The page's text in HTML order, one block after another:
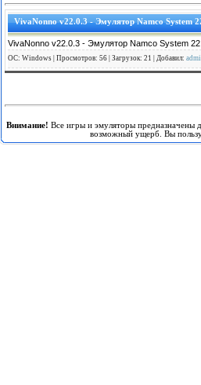
VivaNonno v22.0.3 - Эмулятор Namco System
VivaNonno v22.0.3 - Эмулятор Namco System
ОС: Windows | Просмотров: 56 | Загрузок: 21 | Добавил:
Внимание! Все игры и эмуляторы предназначены
возможный ущерб. Вы